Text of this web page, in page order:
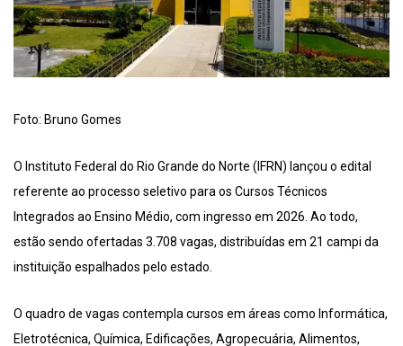
Foto: Bruno Gomes
O Instituto Federal do Rio Grande do Norte (IFRN) lançou o edital
referente ao processo seletivo para os Cursos Técnicos
Integrados ao Ensino Médio, com ingresso em 2026. Ao todo,
estão sendo ofertadas 3.708 vagas, distribuídas em 21 campi da
instituição espalhados pelo estado.
O quadro de vagas contempla cursos em áreas como Informática,
Eletrotécnica, Química, Edificações, Agropecuária, Alimentos,